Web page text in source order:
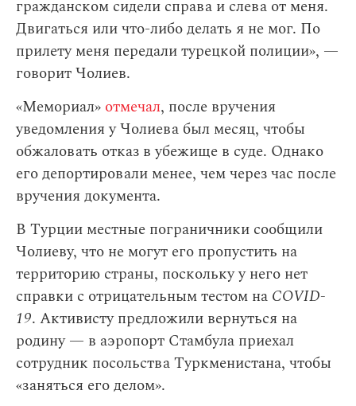
гражданском сидели справа и слева от меня.
Двигаться или что-либо делать я не мог. По
прилету меня передали турецкой полиции», —
говорит Чолиев.
«Мемориал» отмечал, после вручения
уведомления у Чолиева был месяц, чтобы
обжаловать отказ в убежище в суде. Однако
его депортировали менее, чем через час после
вручения документа.
В Турции местные пограничники сообщили
Чолиеву, что не могут его пропустить на
территорию страны, поскольку у него нет
справки с отрицательным тестом на COVID-
19. Активисту предложили вернуться на
родину — в аэропорт Стамбула приехал
сотрудник посольства Туркменистана, чтобы
«заняться его делом».